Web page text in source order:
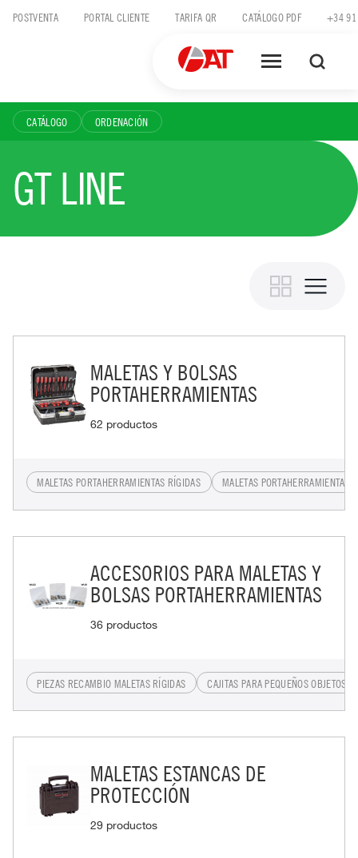
SkipPOSTVENTA PORTAL CLIENTE TARIFA QR CATÁLOGO PDF +34
CATÁLOGO ORDENACIÓN
GT LINE
MALETAS Y BOLSAS
PORTAHERRAMIENTAS
62 productos
MALETAS PORTAHERRAMIENTAS RÍGIDAS MALETAS PORTAHERRAMIENTAS
ACCESORIOS PARA MALETAS Y
BOLSAS PORTAHERRAMIENTAS
36 productos
PIEZAS RECAMBIO MALETAS RÍGIDAS CAJITAS PARA PEQUEÑOS OBJETOS
MALETAS ESTANCAS DE
PROTECCIÓN
29 productos